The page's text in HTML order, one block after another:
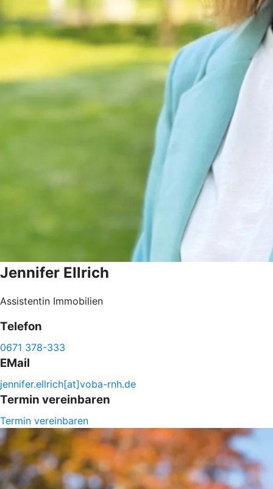
Jennifer Ellrich
Assistentin Immobilien
Telefon
0671 378-333
EMail
jennifer.ellrich[at]voba-rnh.de
Termin vereinbaren
Termin vereinbaren